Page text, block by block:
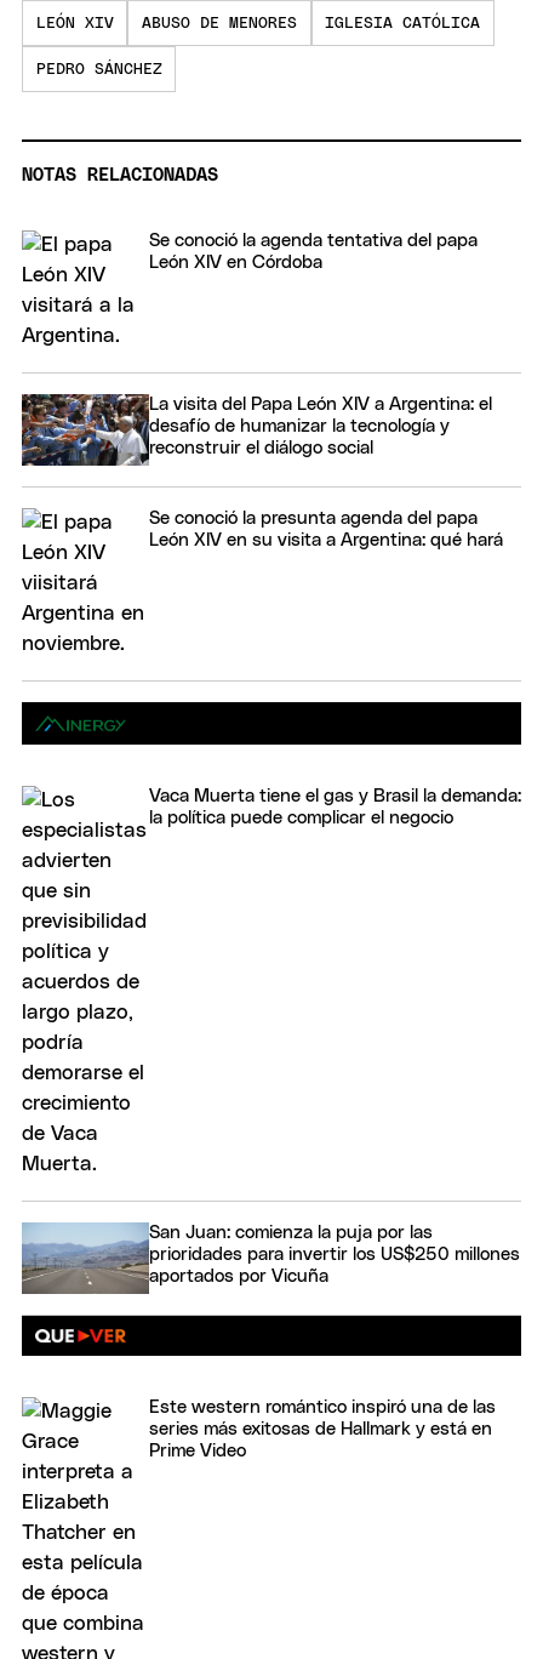
LEÓN XIV ABUSO DE MENORES IGLESIA CATÓLICA
PEDRO SÁNCHEZ
NOTAS RELACIONADAS
Se conoció la agenda tentativa del papa
León XIV en Córdoba
La visita del Papa León XIV a Argentina: el
desafío de humanizar la tecnología y
reconstruir el diálogo social
Se conoció la presunta agenda del papa
León XIV en su visita a Argentina: qué hará
Vaca Muerta tiene el gas y Brasil la demanda:
la política puede complicar el negocio
San Juan: comienza la puja por las
prioridades para invertir los US$250 millones
aportados por Vicuña
Este western romántico inspiró una de las
series más exitosas de Hallmark y está en
Prime Video